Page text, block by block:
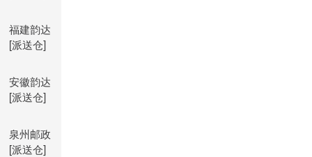
福建韵达
[派送仓]
安徽韵达
[派送仓]
泉州邮政
[派送仓]